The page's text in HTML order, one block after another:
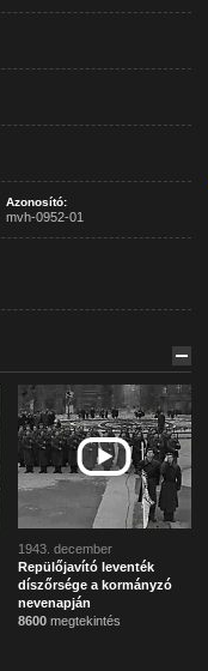
Azonosító:
mvh-0952-01
1943. december
Repülőjavító leventék
díszőrsége a kormányzó
nevenapján
8600megtekintés